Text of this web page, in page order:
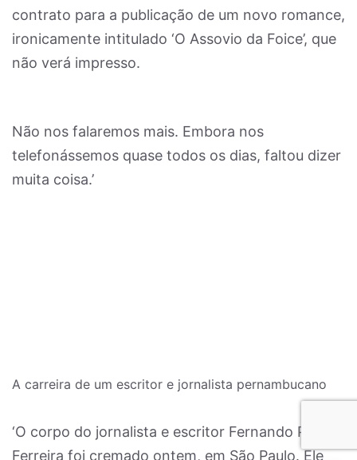
contrato para a publicação de um novo romance,
ironicamente intitulado ‘O Assovio da Foice’, que
não verá impresso.
Não nos falaremos mais. Embora nos
telefonássemos quase todos os dias, faltou dizer
muita coisa.’
A carreira de um escritor e jornalista pernambucano
‘O corpo do jornalista e escritor Fernando Pessoa
Ferreira foi cremado ontem, em São Paulo. Ele